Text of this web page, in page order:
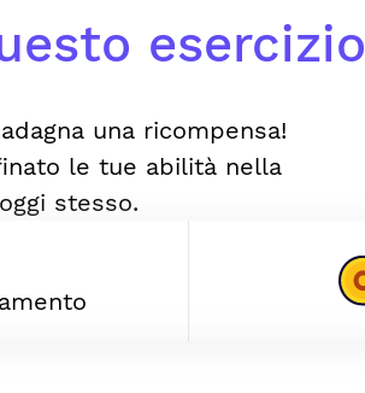
esercizio
una ricompensa!
le tue abilità nella
stesso.